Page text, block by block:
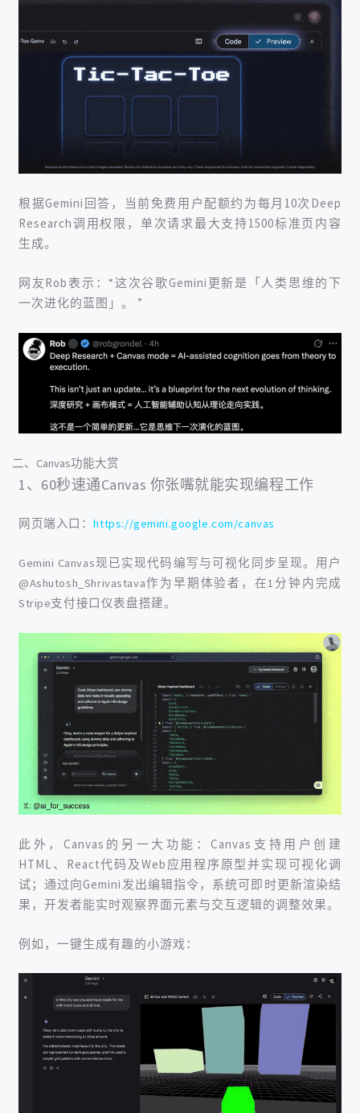
根据Gemini回答，当前免费用户配额约为每月10次Deep
Research调用权限，单次请求最大支持1500标准页内容
生成。
网友Rob表示：“这次谷歌Gemini更新是「人类思维的下
一次进化的蓝图」。
”
二、Canvas功能大赏
1、60秒速通Canvas 你张嘴就能实现编程工作
网页端入口：https://gemini.google.com/canvas
Gemini Canvas现已实现代码编写与可视化同步呈现。用户
@Ashutosh_Shrivastava作为早期体验者，在1分钟内完成
Stripe支付接口仪表盘搭建。
此外，Canvas的另一大功能：Canvas支持用户创建
HTML、React代码及Web应用程序原型并实现可视化调
试；通过向Gemini发出编辑指令，系统可即时更新渲染结
果，开发者能实时观察界面元素与交互逻辑的调整效果。
例如，一键生成有趣的小游戏：